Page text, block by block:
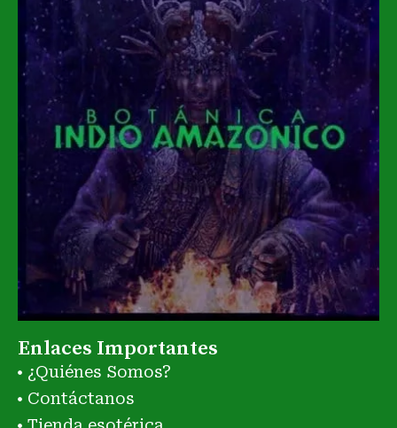
Enlaces Importantes
¿Quiénes Somos?
Contáctanos